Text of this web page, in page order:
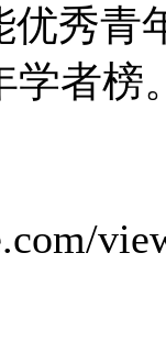
优秀青
学者榜